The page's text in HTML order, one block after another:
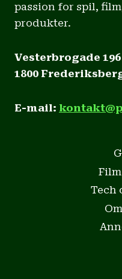
passion for spil,
produkter.
Vesterbrogade 196
1800
E-mail:
Tech